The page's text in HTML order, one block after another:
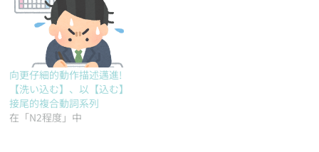
向更仔細的動作描述邁進!
【洗い込む】、以【込む】
接尾的複合動詞系列
在「N2程度」中